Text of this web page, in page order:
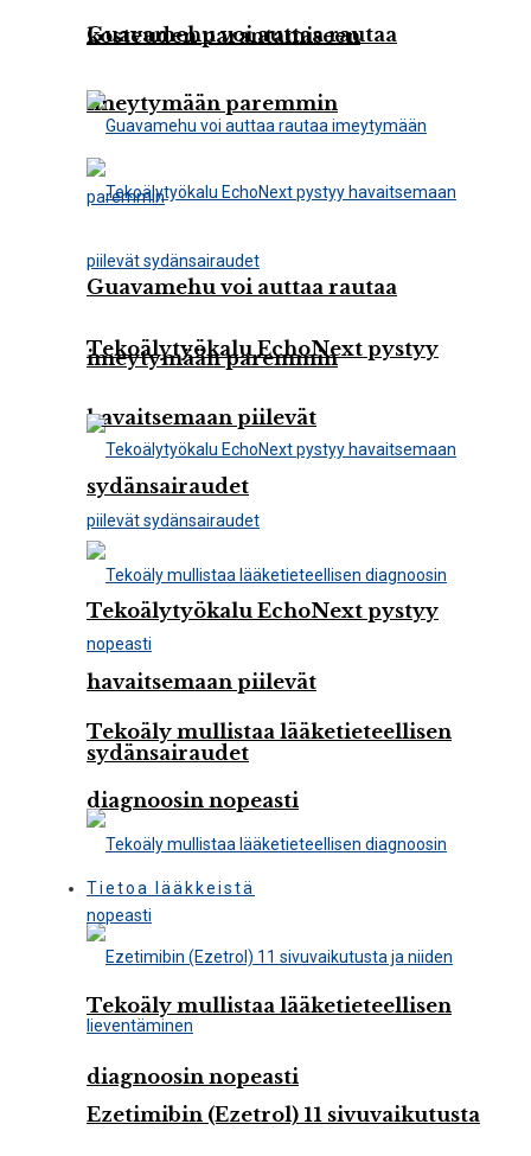
Guavamehu voi auttaa rautaa
imeytymään paremmin
Tekoälytyökalu EchoNext pystyy
havaitsemaan piilevät
sydänsairaudet
Tekoäly mullistaa lääketieteellisen
diagnoosin nopeasti
Tietoa lääkkeistä
Ezetimibin (Ezetrol) 11 sivuvaikutusta
kosteuden parantamiseen
Guavamehu voi auttaa rautaa
imeytymään paremmin
Tekoälytyökalu EchoNext pystyy
havaitsemaan piilevät
sydänsairaudet
Tekoäly mullistaa lääketieteellisen
diagnoosin nopeasti